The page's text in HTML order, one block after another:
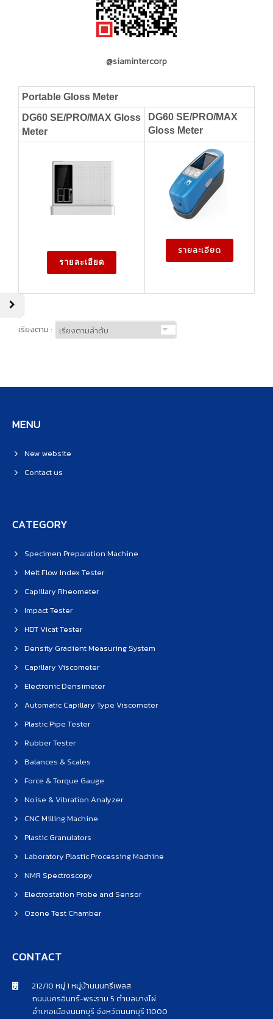
@siamintercorp
Portable Gloss Meter
DG60 SE/PRO/MAX Gloss
Meter
DG60 SE/PRO/MAX
Gloss Meter
รายละเอียด
รายละเอียด
เรียงตาม :
MENU
New website
Contact us
CATEGORY
Specimen Preparation Machine
Melt Flow Index Tester
Capillary Rheometer
Impact Tester
HDT Vicat Tester
Density Gradient Measuring System
Capillary Viscometer
Electronic Densimeter
Automatic Capillary Type Viscometer
Plastic Pipe Tester
Rubber Tester
Balances & Scales
Force & Torque Gauge
Noise & Vibration Analyzer
CNC Milling Machine
Plastic Granulators
Laboratory Plastic Processing Machine
NMR Spectroscopy
Electrostation Probe and Sensor
Ozone Test Chamber
CONTACT
212/10 หมู่ 1 หมู่บ้านนนทรีเพลส
ถนนนครอินทร์-พระราม 5 ตำบลบางไผ่
อำเภอเมืองนนทบุรี จังหวัดนนทบุรี 11000